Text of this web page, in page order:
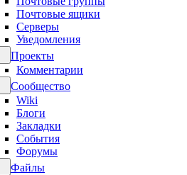
Почтовые ящики
Серверы
Уведомления
Проекты
Комментарии
Сообщество
Wiki
Блоги
Закладки
События
Форумы
Файлы